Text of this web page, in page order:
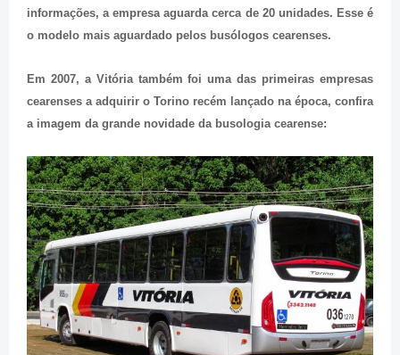
informações, a empresa aguarda cerca de 20 unidades. Esse é
o modelo mais aguardado pelos busólogos cearenses.
Em 2007, a Vitória também foi uma das primeiras empresas
cearenses a adquirir o Torino recém lançado na época, confira
a imagem da grande novidade da busologia cearense: